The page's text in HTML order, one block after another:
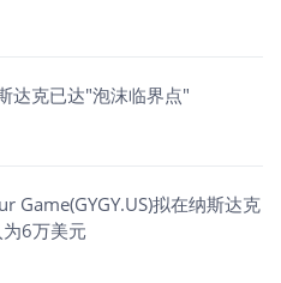
达克已达"泡沫临界点"
Game(GYGY.US)拟在纳斯达克
6万美元